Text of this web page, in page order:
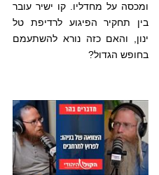
ומכסה על מחדליו. קו ישיר עובר
בין תחקיר הפיגוע לרדיפת טל
ינון, והאם כזה נורא להשתעמם
בחופש הגדול?